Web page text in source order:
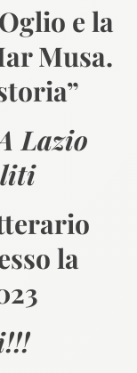
e la
Musa.
Lazio
la